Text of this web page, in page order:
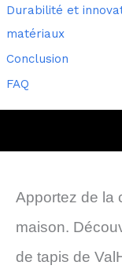
Durabilité et
matériaux
Conclusion
FAQ
Apportez de la
maison.
de tapis de